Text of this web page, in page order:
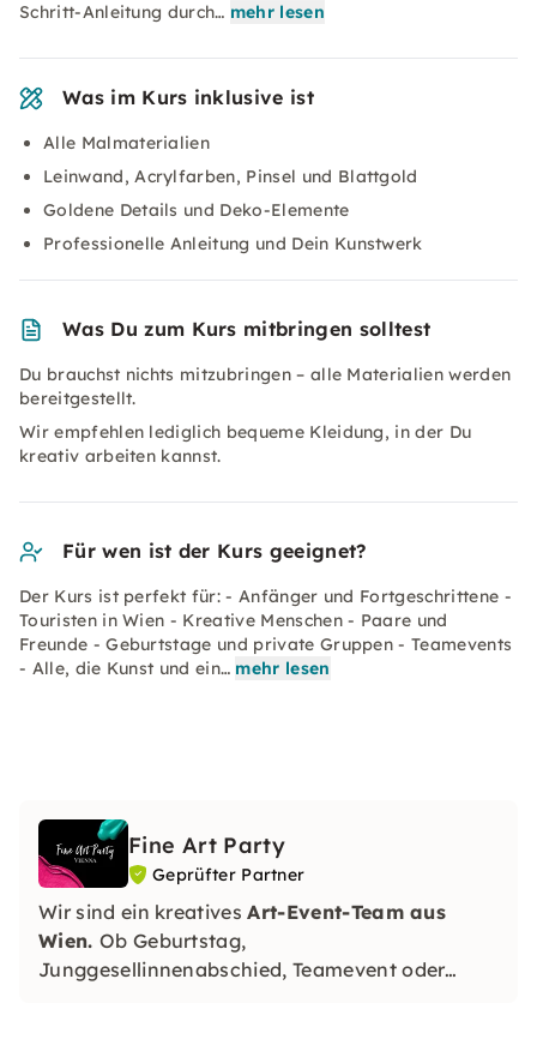
Schritt-Anleitung durch… mehr lesen
Was im Kurs inklusive ist
Alle Malmaterialien
Leinwand, Acrylfarben, Pinsel und Blattgold
Goldene Details und Deko-Elemente
Professionelle Anleitung und Dein Kunstwerk
Was Du zum Kurs mitbringen solltest
Du brauchst nichts mitzubringen – alle Materialien werden
bereitgestellt.
Wir empfehlen lediglich bequeme Kleidung, in der Du
kreativ arbeiten kannst.
Für wen ist der Kurs geeignet?
Der Kurs ist perfekt für: - Anfänger und Fortgeschrittene -
Touristen in Wien - Kreative Menschen - Paare und
Freunde - Geburtstage und private Gruppen - Teamevents
- Alle, die Kunst und ein… mehr lesen
Fine Art Party
Geprüfter Partner
Wir sind ein kreativesArt-Event-Team aus
Wien. Ob Geburtstag,
Junggesellinnenabschied, Teamevent oder